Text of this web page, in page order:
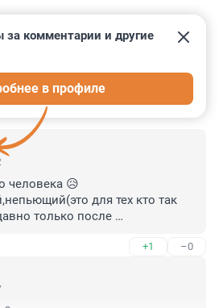
6
за комментарии и другие
в профиле
человека 😥
для тех кто так
только после
+1 –0